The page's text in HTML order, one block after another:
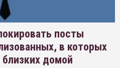
посты
в которых
домой